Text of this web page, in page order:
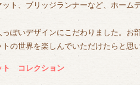
ト、ブリッジランナーなど、ホーム
ぽいデザインにこだわりました。お
の世界を楽しんでいただけたらと思い
ト コレクション